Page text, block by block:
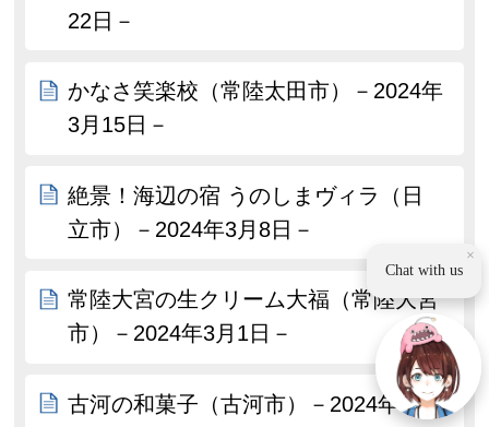
22日－
かなさ笑楽校（常陸太田市）－2024年
3月15日－
絶景！海辺の宿 うのしまヴィラ（日
立市）－2024年3月8日－
常陸大宮の生クリーム大福（常陸大宮
市）－2024年3月1日－
古河の和菓子（古河市）－2024年2月
×
Chat with us